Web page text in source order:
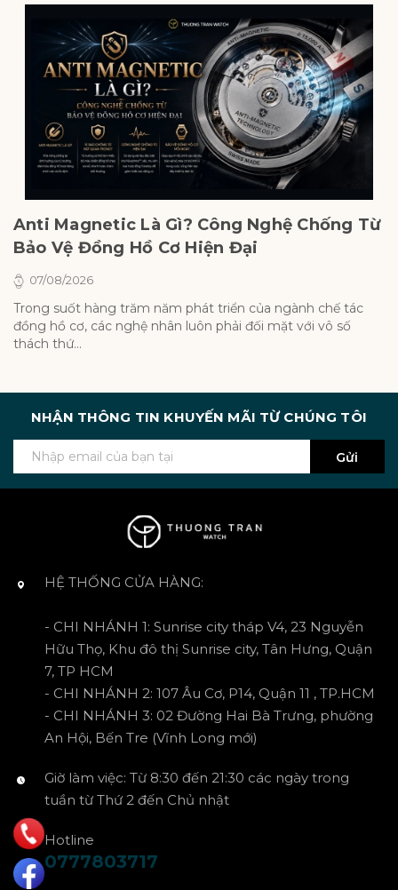
Anti Magnetic Là Gì? Công Nghệ Chống Từ
Bảo Vệ Đồng Hồ Cơ Hiện Đại
07/08/2026
Trong suốt hàng trăm năm phát triển của ngành chế tác
đồng hồ cơ, các nghệ nhân luôn phải đối mặt với vô số
thách thứ...
NHẬN THÔNG TIN KHUYẾN MÃI TỪ CHÚNG TÔI
Gửi
HỆ THỐNG CỬA HÀNG:
- CHI NHÁNH 1: Sunrise city tháp V4, 23 Nguyễn
Hữu Thọ, Khu đô thị Sunrise city, Tân Hưng, Quận
7, TP HCM
- CHI NHÁNH 2: 107 Âu Cơ, P14, Quận 11 , TP.HCM
- CHI NHÁNH 3: 02 Đường Hai Bà Trưng, phường
An Hội, Bến Tre (Vĩnh Long mới)
Giờ làm việc: Từ 8:30 đến 21:30 các ngày trong
tuần từ Thứ 2 đến Chủ nhật
Hotline
0777803717